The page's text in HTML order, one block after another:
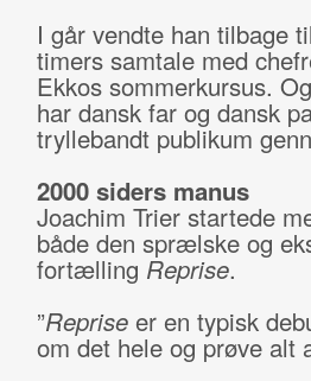
I går vendte han tilbage
timers samtale med
Ekkos sommerkursus.
har dansk far og dansk
tryllebandt publikum
2000 siders manus
Joachim Trier startede
både den sprælske og
fortælling Reprise.
”Repriseer en typisk
om det hele og prøve alt